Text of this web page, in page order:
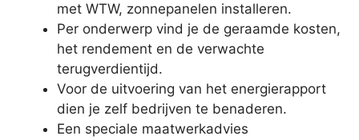
met WTW, zonnepanelen installeren.
Per onderwerp vind je de geraamde kosten,
het rendement en de verwachte
terugverdientijd.
Voor de uitvoering van het energierapport
dien je zelf bedrijven te benaderen.
Een speciale maatwerkadvies